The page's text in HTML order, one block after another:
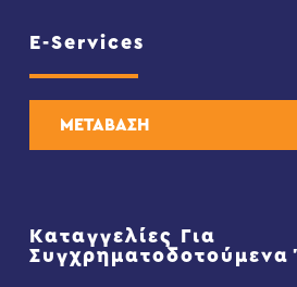
E-Services
ΜΕΤΑΒΑΣΗ
Καταγγελίες Για
Συγχρηματοδοτούμενα